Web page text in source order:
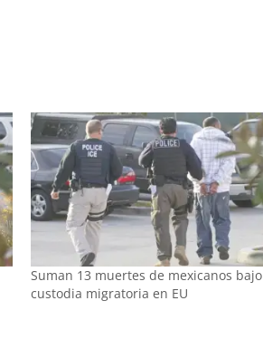
Suman 13 muertes de mexicanos bajo
custodia migratoria en EU